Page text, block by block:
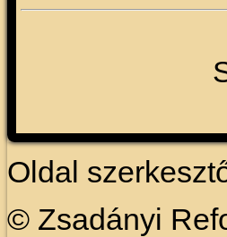
Oldal
© Zsadányi